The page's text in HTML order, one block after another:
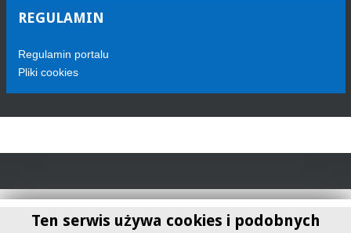
REGULAMIN
Regulamin portalu
Pliki cookies
Ten serwis używa cookies i podobnych